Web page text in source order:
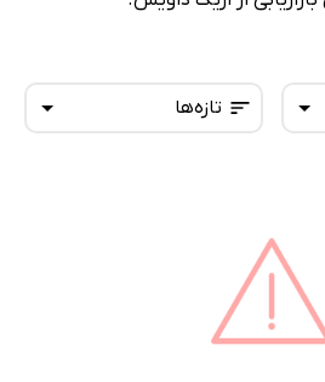
تازه‌ها
پرفروش‌ها
پربحث‌ها